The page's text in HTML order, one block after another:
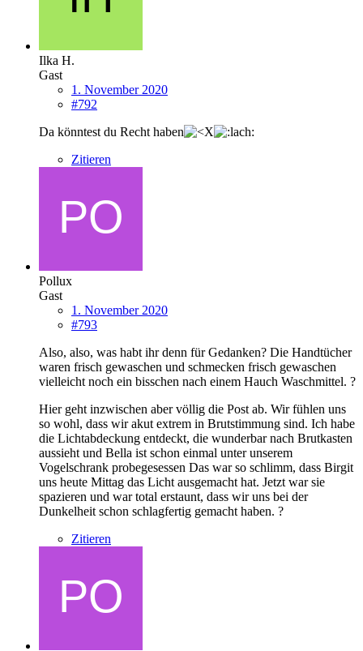
Ilka H.
Gast
1. November 2020
#792
Da könntest du Recht haben
Zitieren
Pollux
Gast
1. November 2020
#793
Also, also, was habt ihr denn für Gedanken? Die Handtücher
waren frisch gewaschen und schmecken frisch gewaschen
vielleicht noch ein bisschen nach einem Hauch Waschmittel. ?
Hier geht inzwischen aber völlig die Post ab. Wir fühlen uns
so wohl, dass wir akut extrem in Brutstimmung sind. Ich habe
die Lichtabdeckung entdeckt, die wunderbar nach Brutkasten
aussieht und Bella ist schon einmal unter unserem
Vogelschrank probegesessen Das war so schlimm, dass Birgit
uns heute Mittag das Licht ausgemacht hat. Jetzt war sie
spazieren und war total erstaunt, dass wir uns bei der
Dunkelheit schon schlagfertig gemacht haben. ?
Zitieren